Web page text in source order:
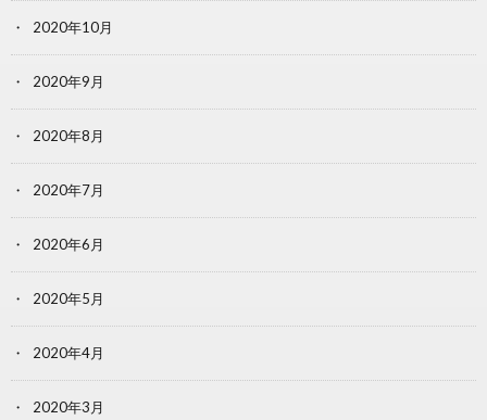
2020年10月
2020年9月
2020年8月
2020年7月
2020年6月
2020年5月
2020年4月
2020年3月